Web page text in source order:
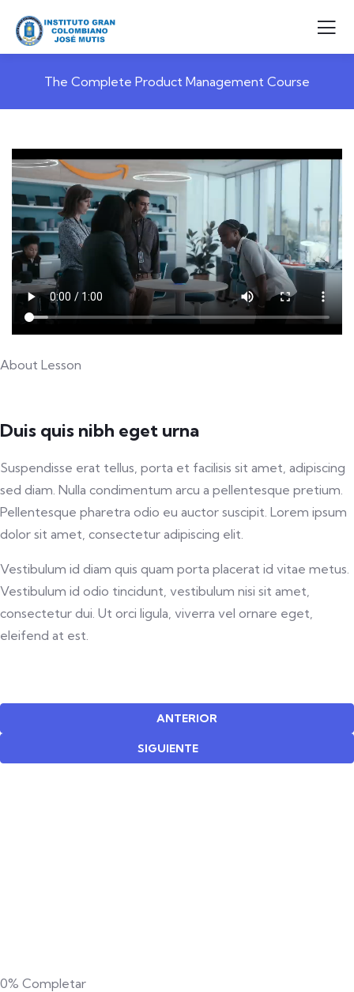
The Complete Product Management Course
About Lesson
Duis quis nibh eget urna
Suspendisse erat tellus, porta et facilisis sit amet, adipiscing
sed diam. Nulla condimentum arcu a pellentesque pretium.
Pellentesque pharetra odio eu auctor suscipit. Lorem ipsum
dolor sit amet, consectetur adipiscing elit.
Vestibulum id diam quis quam porta placerat id vitae metus.
Vestibulum id odio tincidunt, vestibulum nisi sit amet,
consectetur dui. Ut orci ligula, viverra vel ornare eget,
eleifend at est.
ANTERIOR
SIGUIENTE
0% Completar